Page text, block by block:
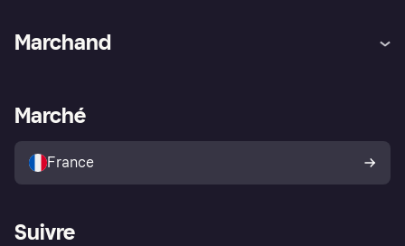
Explorez les magasins
Politique de protection de
l’acheteur Klarna
Marchand
Portail Marchand
Marché
France
Suivre